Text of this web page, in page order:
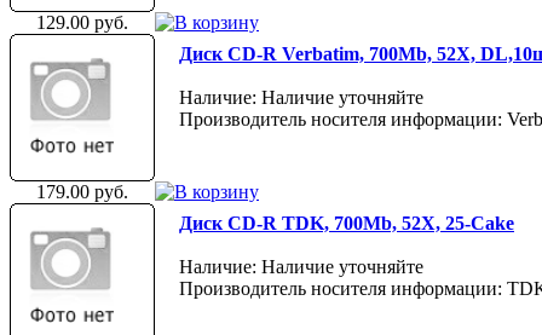
129.00 руб.
Диск CD-R Verbatim, 700Mb, 52X,
Наличие: Наличие уточняйте
Производитель носителя информации:
179.00 руб.
Диск CD-R TDK, 700Mb, 52X, 25-Cake
Наличие: Наличие уточняйте
Производитель носителя информации: